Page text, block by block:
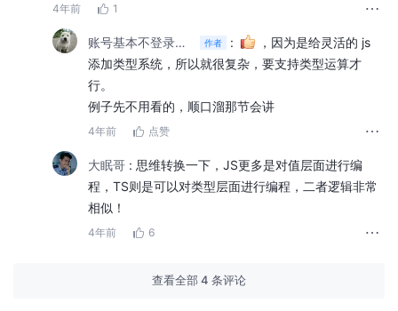
TypeScript 类型编程
想进一步提升 TypeScript 类型编程能力的前端工程师
想重点提升 TypeScript 类型体操水平的工程师
想了解类型检查实现原理，学会如何阅读 TypeScript
源码的工程师
4年前 1
账号基本不登录可以加我微信
作者 :
，因为是给灵活的 js
添加类型系统，所以就很复杂，要支持类型运算才
行。
例子先不用看的，顺口溜那节会讲
4年前 点赞
大眠哥 : 思维转换一下，JS更多是对值层面进行编
程，TS则是可以对类型层面进行编程，二者逻辑非常
相似！
4年前 6
查看全部 4 条评论